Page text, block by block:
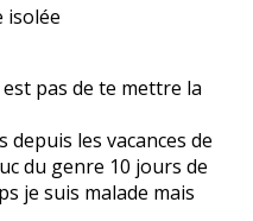
isolée
pas de te mettre la
depuis les vacances de
du genre 10 jours de
je suis malade mais